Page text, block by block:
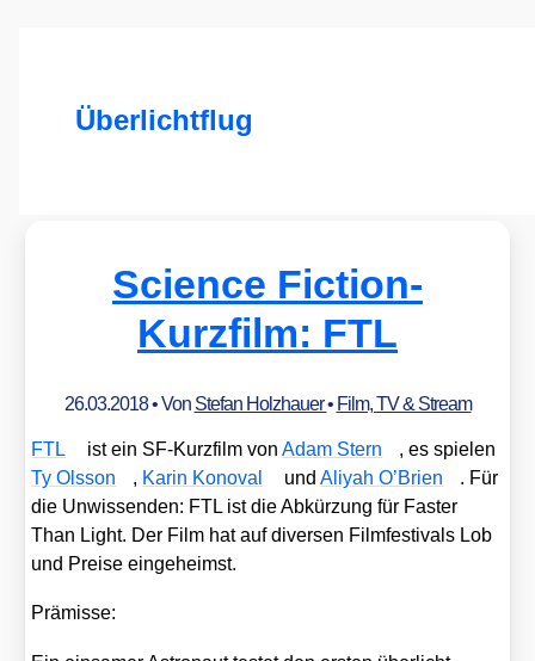
Überlichtflug
Science Fiction-
Kurzfilm: FTL
26.03.2018• Von Stefan Holzhauer• Film, TV & Stream
FTL ist ein SF-Kurz­film vonAdam Stern
, es spie­len
Ty Ols­son
, Karin Kon­o­val undAli­yah O’Bri­en
. Für
die Unwis­sen­den: FTL ist die Abkür­zung für Fas­ter
Than Light. Der Film hat auf diver­sen Film­fes­ti­vals Lob
und Prei­se ein­ge­heimst.
Prä­mis­se: